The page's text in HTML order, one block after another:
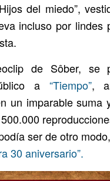
del miedo”,
incluso por lindes
de Sôber, se
a “Tiempo”,
un imparable suma
ser de otro
30 aniversario”.